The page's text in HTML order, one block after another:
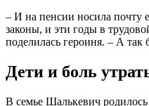
– И на пенсии носила почту
законы, и эти годы в
поделилась героиня. – А так
Дети и боль
В семье Шалькевич